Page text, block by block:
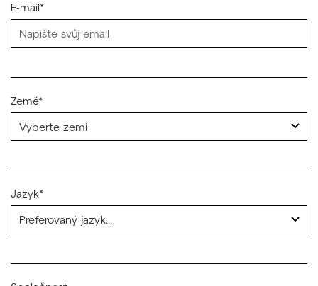
E-mail*
Země*
Jazyk*